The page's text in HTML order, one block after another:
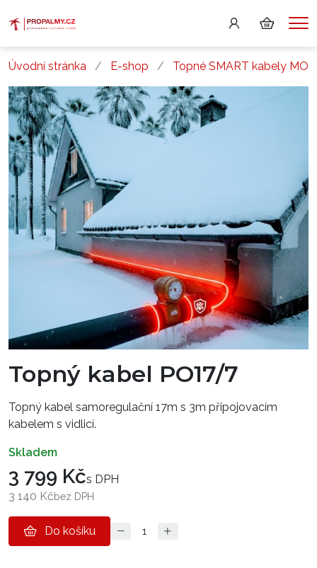
Úvodní stránka E-shop Topné SMART kabely
Topný kabel PO17/7
Topný kabel samoregulační 17m s 3m připojovacím
kabelem s vidlicí.
skladem
3 799 Kčs DPH
3 140 Kčbez DPH
Do košíku